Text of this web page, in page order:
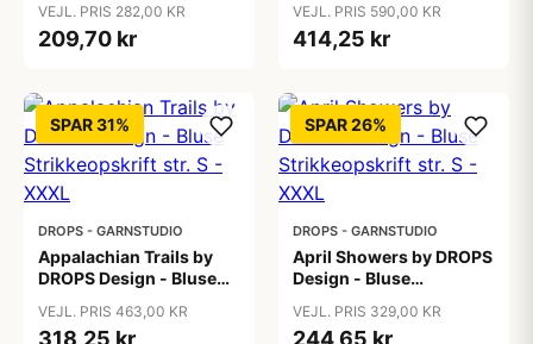
XXXL
VEJL. PRIS 282,00 KR
209,70 kr
XXXL
VEJL. PRIS 590,00 KR
414,25 kr
SPAR 31%
DROPS - GARNSTUDIO
Appalachian Trails by
DROPS Design - Bluse
XXXL
VEJL. PRIS 463,00 KR
318,25 kr
SPAR 26%
DROPS - GARNSTUDIO
April Showers by DROPS
Design - Bluse
XXXL
VEJL. PRIS 329,00 KR
244,65 kr